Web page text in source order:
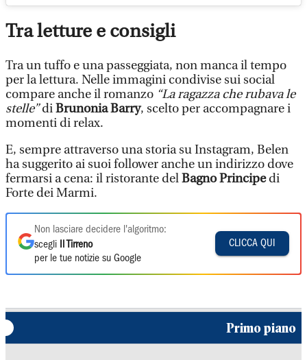
Tra letture e consigli
Tra un tuffo e una passeggiata, non manca il tempo
per la lettura. Nelle immagini condivise sui social
compare anche il romanzo “La ragazza che rubava le
stelle”diBrunonia Barry, scelto per accompagnare i
momenti di relax.
E, sempre attraverso una storia su Instagram, Belen
ha suggerito ai suoi follower anche un indirizzo dove
fermarsi a cena: il ristorante delBagno Principedi
Forte dei Marmi.
Non lasciare decidere l'algoritmo:
scegli
Il Tirreno
per le tue notizie su Google
CLICCA QUI
Primo piano